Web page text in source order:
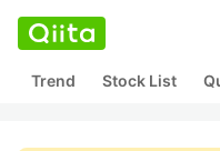
Trend Stock List